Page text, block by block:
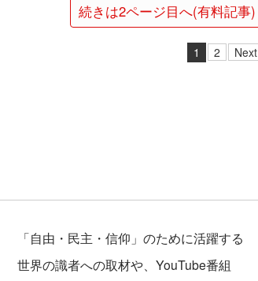
続きは2ページ目へ(有料記事)
1 2 Next
「自由・民主・信仰」のために活躍する
世界の識者への取材や、YouTube番組